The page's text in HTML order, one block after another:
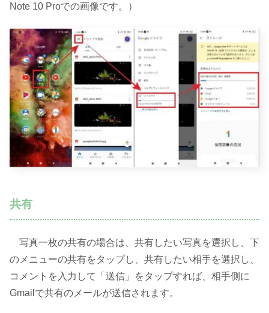
Note 10 Proでの画像です。）
共有
写真一枚の共有の場合は、共有したい写真を選択し、下
のメニューの共有をタップし、共有したい相手を選択し、
コメントを入力して「送信」をタップすれば、相手側に
Gmailで共有のメールが送信されます。